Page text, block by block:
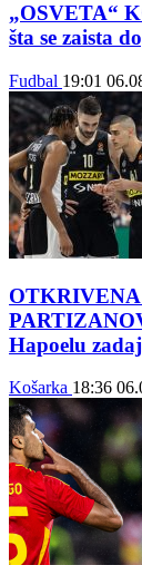
„OSVETA“
šta se zaista
Fudbal 19:01
Hapoelu
Košarka 18:36